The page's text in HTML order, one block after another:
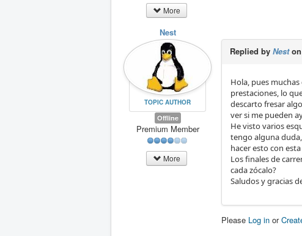
More
Nest
TOPIC AUTHOR
Offline
Premium Member
More
Replied by Neston
Hola, pues
prestaciones, lo
descarto fresar
ver si me pueden
He visto varios
tengo alguna
hacer esto con
Los finales de
cada zócalo?
Saludos y gracias
Please Log in or